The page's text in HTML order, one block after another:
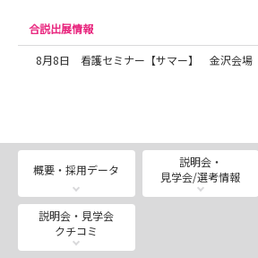
でも聞いていいんです🏃💨
【📝就活支援コース】名古屋＆一宮に
面接対策をチェック🔥
皆さんの疑問 ”気になる” を看護師採
す！
まず説明会画面をご確認ください★
一宮西病院は『街と人が明るく健康で
合説出展情報
8月8日 看護セミナー【サマー】 金沢会場
概要・採用データ
説明会・
見学会/選考情報
説明会・見学会
クチコミ